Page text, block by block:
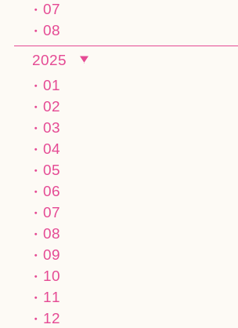
07
08
2025
01
02
03
04
05
06
07
08
09
10
11
12